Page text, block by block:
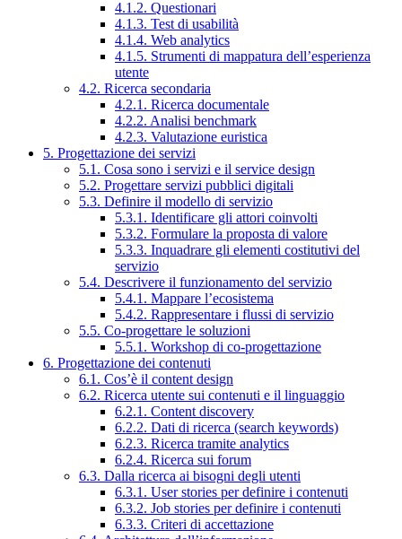
4.1.2. Questionari
4.1.3. Test di usabilità
4.1.4. Web analytics
4.1.5. Strumenti di mappatura dell’esperienza
utente
4.2. Ricerca secondaria
4.2.1. Ricerca documentale
4.2.2. Analisi benchmark
4.2.3. Valutazione euristica
5. Progettazione dei servizi
5.1. Cosa sono i servizi e il service design
5.2. Progettare servizi pubblici digitali
5.3. Definire il modello di servizio
5.3.1. Identificare gli attori coinvolti
5.3.2. Formulare la proposta di valore
5.3.3. Inquadrare gli elementi costitutivi del
servizio
5.4. Descrivere il funzionamento del servizio
5.4.1. Mappare l’ecosistema
5.4.2. Rappresentare i flussi di servizio
5.5. Co-progettare le soluzioni
5.5.1. Workshop di co-progettazione
6. Progettazione dei contenuti
6.1. Cos’è il content design
6.2. Ricerca utente sui contenuti e il linguaggio
6.2.1. Content discovery
6.2.2. Dati di ricerca (search keywords)
6.2.3. Ricerca tramite analytics
6.2.4. Ricerca sui forum
6.3. Dalla ricerca ai bisogni degli utenti
6.3.1. User stories per definire i contenuti
6.3.2. Job stories per definire i contenuti
6.3.3. Criteri di accettazione